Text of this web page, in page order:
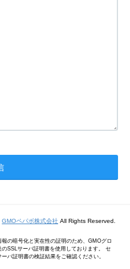
GMOペパボ株式会社 All Rights Reserved.
報の暗号化と実在性の証明のため、GMOグロ
SSLサーバ証明書を使用しております。 セ
バ証明書の検証結果をご確認ください。